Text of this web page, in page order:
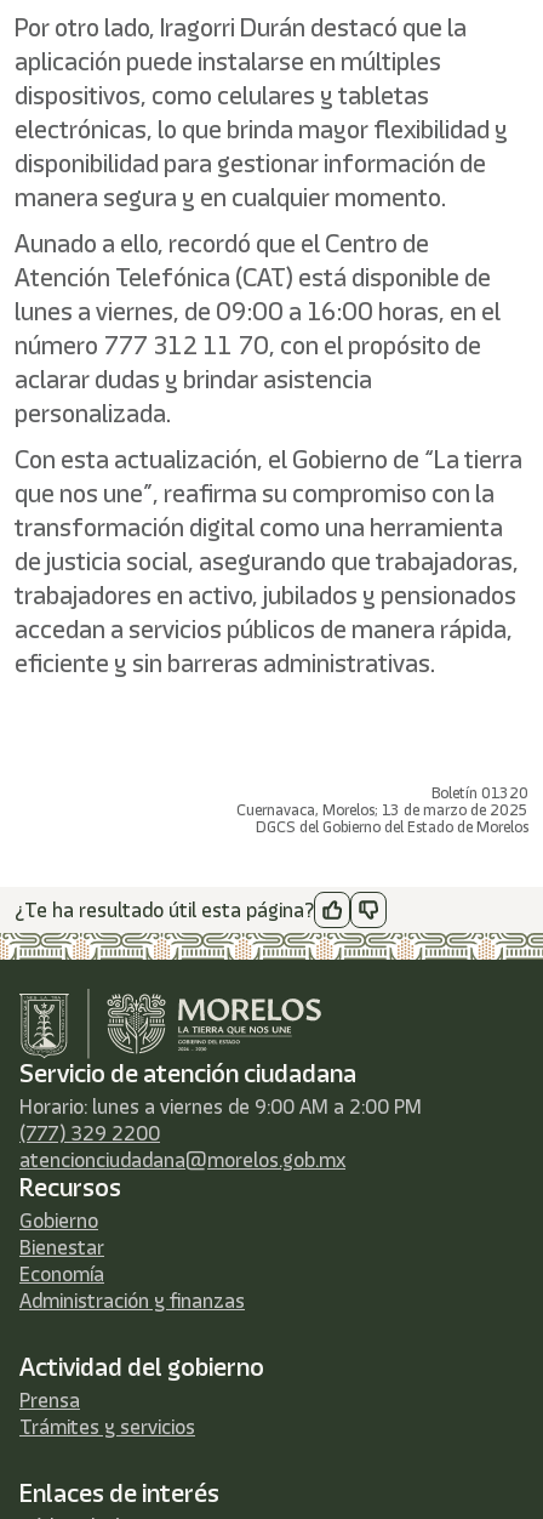
Por otro lado, Iragorri Durán destacó que la
aplicación puede instalarse en múltiples
dispositivos, como celulares y tabletas
electrónicas, lo que brinda mayor flexibilidad y
disponibilidad para gestionar información de
manera segura y en cualquier momento.
Aunado a ello, recordó que el Centro de
Atención Telefónica (CAT) está disponible de
lunes a viernes, de 09:00 a 16:00 horas, en el
número 777 312 11 70, con el propósito de
aclarar dudas y brindar asistencia
personalizada.
Con esta actualización, el Gobierno de “La tierra
que nos une”, reafirma su compromiso con la
transformación digital como una herramienta
de justicia social, asegurando que trabajadoras,
trabajadores en activo, jubilados y pensionados
accedan a servicios públicos de manera rápida,
eficiente y sin barreras administrativas.
Boletín 01320
Cuernavaca, Morelos; 13 de marzo de 2025
DGCS del Gobierno del Estado de Morelos
¿Te ha resultado útil esta página?
Servicio de atención ciudadana
Horario: lunes a viernes de 9:00 AM a 2:00 PM
(777) 329 2200
atencionciudadana@morelos.gob.mx
Recursos
Gobierno
Bienestar
Economía
Administración y finanzas
Actividad del gobierno
Prensa
Trámites y servicios
Enlaces de interés